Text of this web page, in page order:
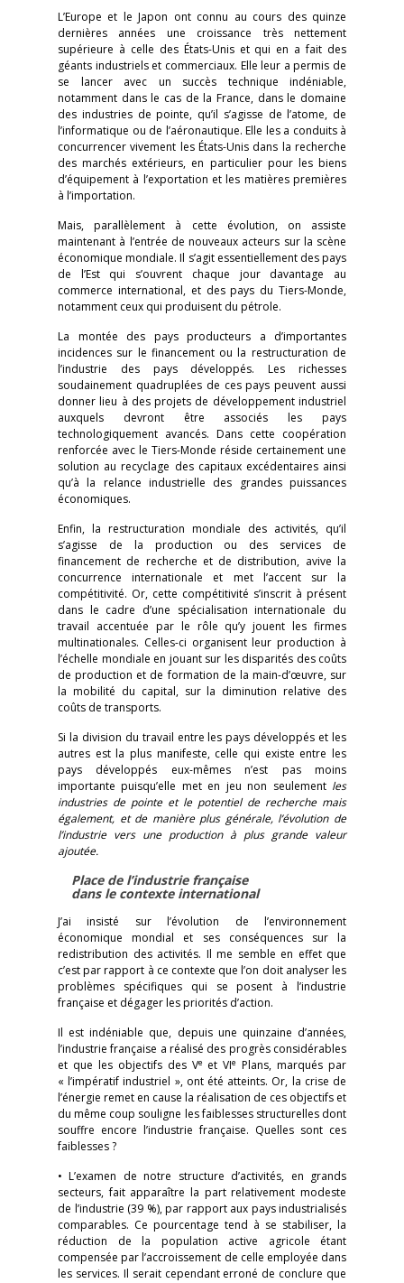
L’Europe et le Japon ont connu au cours des quinze
dernières années une croissance très nettement
supérieure à celle des États-Unis et qui en a fait des
géants industriels et commerciaux. Elle leur a permis de
se lancer avec un succès technique indéniable,
notamment dans le cas de la France, dans le domaine
des industries de pointe, qu’il s’agisse de l’atome, de
l’informatique ou de l’aéronautique. Elle les a conduits à
concurrencer vivement les États-Unis dans la recherche
des marchés extérieurs, en particulier pour les biens
d’équipement à l’exportation et les matières premières
à l’importation.
Mais, parallèlement à cette évolution, on assiste
maintenant à l’entrée de nouveaux acteurs sur la scène
économique mondiale. Il s’agit essentiellement des pays
de l’Est qui s’ouvrent chaque jour davantage au
commerce international, et des pays du Tiers-Monde,
notamment ceux qui produisent du pétrole.
La montée des pays producteurs a d’importantes
incidences sur le financement ou la restructuration de
l’industrie des pays développés. Les richesses
soudainement quadruplées de ces pays peuvent aussi
donner lieu à des projets de développement industriel
auxquels devront être associés les pays
technologiquement avancés. Dans cette coopération
renforcée avec le Tiers-Monde réside certainement une
solution au recyclage des capitaux excédentaires ainsi
qu’à la relance industrielle des grandes puissances
économiques.
Enfin, la restructuration mondiale des activités, qu’il
s’agisse de la production ou des services de
financement de recherche et de distribution, avive la
concurrence internationale et met l’accent sur la
compétitivité. Or, cette compétitivité s’inscrit à présent
dans le cadre d’une spécialisation internationale du
travail accentuée par le rôle qu’y jouent les firmes
multinationales. Celles-ci organisent leur production à
l’échelle mondiale en jouant sur les disparités des coûts
de production et de formation de la main-d’œuvre, sur
la mobilité du capital, sur la diminution relative des
coûts de transports.
Si la division du travail entre les pays développés et les
autres est la plus manifeste, celle qui existe entre les
pays développés eux-mêmes n’est pas moins
importante puisqu’elle met en jeu non seulement les
industries de pointe et le potentiel de recherche mais
également, et de manière plus générale, l’évolution de
l’industrie vers une production à plus grande valeur
ajoutée.
Place de l’industrie française
dans le contexte international
J’ai insisté sur l’évolution de l’environnement
économique mondial et ses conséquences sur la
redistribution des activités. Il me semble en effet que
c’est par rapport à ce contexte que l’on doit analyser les
problèmes spécifiques qui se posent à l’industrie
française et dégager les priorités d’action.
Il est indéniable que, depuis une quinzaine d’années,
l’industrie française a réalisé des progrès considérables
et que les objectifs des Veet VIe Plans, marqués par
« l’impératif industriel », ont été atteints. Or, la crise de
l’énergie remet en cause la réalisation de ces objectifs et
du même coup souligne les faiblesses structurelles dont
souffre encore l’industrie française. Quelles sont ces
faiblesses ?
• L’examen de notre structure d’activités, en grands
secteurs, fait apparaître la part relativement modeste
de l’industrie (39 %), par rapport aux pays industrialisés
comparables. Ce pourcentage tend à se stabiliser, la
réduction de la population active agricole étant
compensée par l’accroissement de celle employée dans
les services. Il serait cependant erroné de conclure que